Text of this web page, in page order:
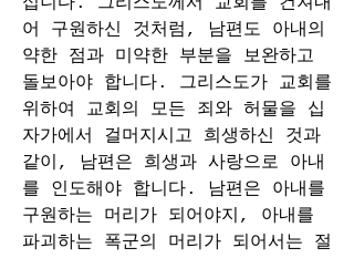
어 구원하신 것처럼, 남편도 아내의
약한 점과 미약한 부분을 보완하고
돌보아야 합니다. 그리스도가 교회를
위하여 교회의 모든 죄와 허물을 십
자가에서 걸머지시고 희생하신 것과
같이, 남편은 희생과 사랑으로 아내
를 인도해야 합니다. 남편은 아내를
구원하는 머리가 되어야지, 아내를
파괴하는 폭군의 머리가 되어서는 절